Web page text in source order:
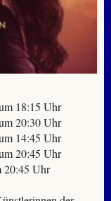
18:15 Uhr
20:30 Uhr
14:45 Uhr
20:45 Uhr
20:45 Uhr